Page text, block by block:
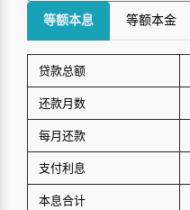
等额本息 等额本金
贷款总额
还款月数
每月还款
支付利息
本息合计